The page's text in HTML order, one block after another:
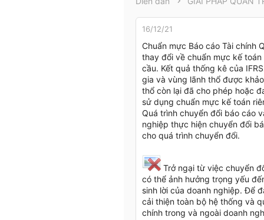
t
e
r
16/12/21
Chuẩn mực Báo cáo Tài chính
thay đổi về chuẩn mực kế
cầu. Kết quả thống kê của
gia và vùng lãnh thổ được
thổ còn lại đã cho phép hoặc
sử dụng chuẩn mực kế toán
Quá trình chuyển đổi báo cáo
nghiệp thực hiện chuyển đổi
cho quá trình chuyển đổi.
Trở ngại từ việc chuyển
có thể ảnh hưởng trọng yếu
sinh lời của doanh nghiệp. Để
cải thiện toàn bộ hệ thống và
chính trong và ngoài doanh